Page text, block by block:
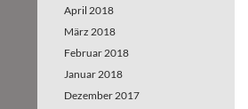
April 2018
März 2018
Februar 2018
Januar 2018
Dezember 2017